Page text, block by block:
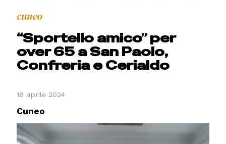
cuneo
“Sportello amico” per
over 65 a San Paolo,
Confreria e Cerialdo
18 aprile 2024
Cuneo